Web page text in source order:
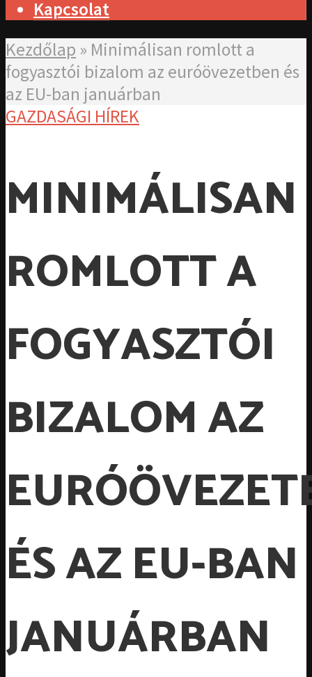
Kapcsolat
Kezdőlap » Minimálisan romlott a
fogyasztói bizalom az euróövezetben és
az EU-ban januárban
GAZDASÁGI HÍREK
MINIMÁLISAN
ROMLOTT A
FOGYASZTÓI
BIZALOM AZ
ÉS AZ EU-BAN
JANUÁRBAN